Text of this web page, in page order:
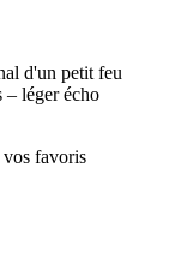
d'un petit feu
– léger écho